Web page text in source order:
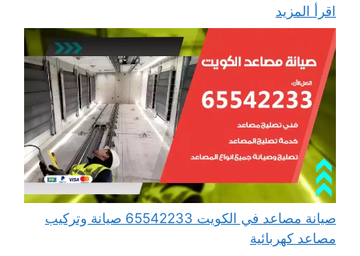
اقرأ المزيد
صيانة مصاعد في الكويت 65542233 صيانة وتركيب
مصاعد كهربائية